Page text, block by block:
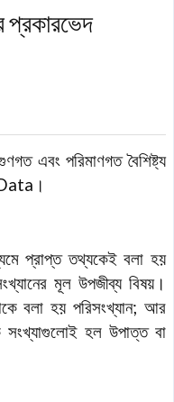
প্রকারভেদ
এবং পরিমাণগত বৈশিষ্ট্য
Data।
প্রাপ্ত তথ্যকেই বলা হয়
মূল উপজীব্য বিষয়।
বলা হয় পরিসংখ্যান; আর
সংখ্যাগুলোই হল উপাত্ত বা